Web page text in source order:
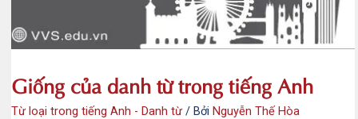
Giống của danh từ trong tiếng Anh
Từ loại trong tiếng Anh - Danh từ/ Bởi Nguyễn Thế Hòa